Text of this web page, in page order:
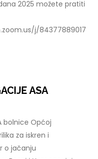
2025 možete pratiti
j/84377889017
ASA
bolnice Općoj
za iskren i
o jačanju